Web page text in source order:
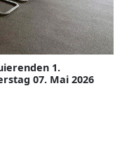
1.
07. Mai 2026